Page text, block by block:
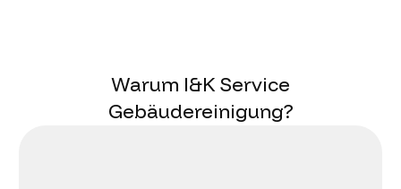
Warum I&K Service
Gebäudereinigung?